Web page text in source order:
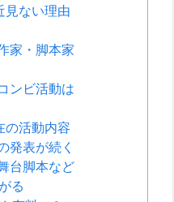
見ない理由
家・脚本家
ンビ活動は
の活動内容
発表が続く
台脚本など
る